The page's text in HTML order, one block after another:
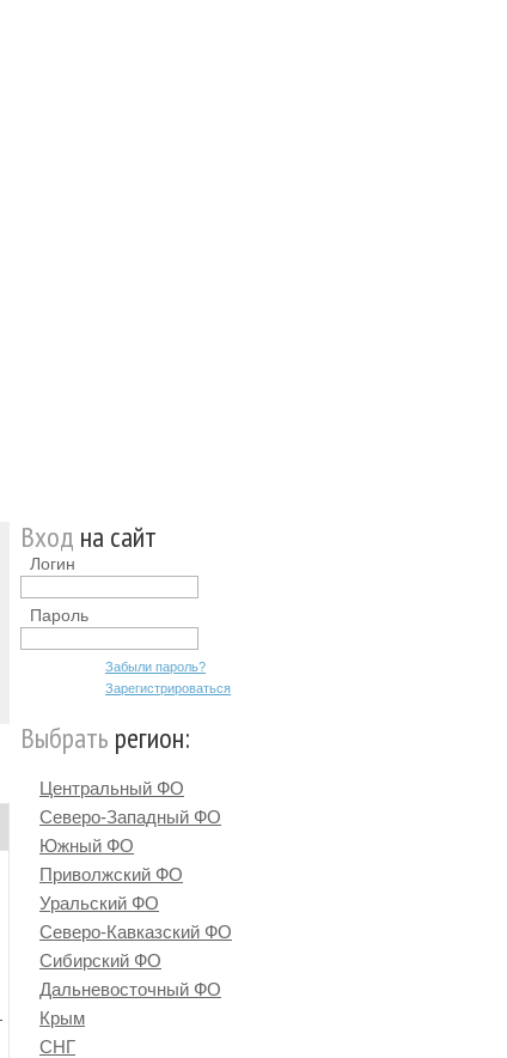
Вход на сайт
Логин
Пароль
Забыли пароль?
Зарегистрироваться
Выбрать регион:
Центральный ФО
Северо-Западный ФО
Южный ФО
Приволжский ФО
Уральский ФО
Северо-Кавказский ФО
Сибирский ФО
Дальневосточный ФО
Крым
СНГ